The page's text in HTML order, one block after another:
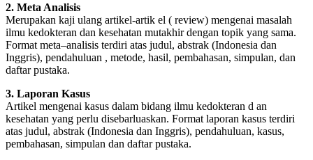
2. Meta Analisis
Merupakan kaji ulang artikel-artik el ( review) mengenai masalah
ilmu kedokteran dan kesehatan mutakhir dengan topik yang sama.
Format meta–analisis terdiri atas judul, abstrak (Indonesia dan
Inggris), pendahuluan , metode, hasil, pembahasan, simpulan, dan
daftar pustaka.
3. Laporan Kasus
Artikel mengenai kasus dalam bidang ilmu kedokteran d an
kesehatan yang perlu disebarluaskan. Format laporan kasus terdiri
atas judul, abstrak (Indonesia dan Inggris), pendahuluan, kasus,
pembahasan, simpulan dan daftar pustaka.